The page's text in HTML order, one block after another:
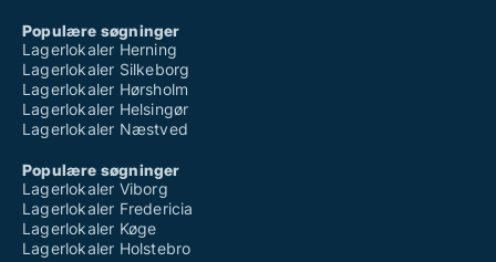
Populære søgninger
Lagerlokaler Herning
Lagerlokaler Silkeborg
Lagerlokaler Hørsholm
Lagerlokaler Helsingør
Lagerlokaler Næstved
Populære søgninger
Lagerlokaler Viborg
Lagerlokaler Fredericia
Lagerlokaler Køge
Lagerlokaler Holstebro